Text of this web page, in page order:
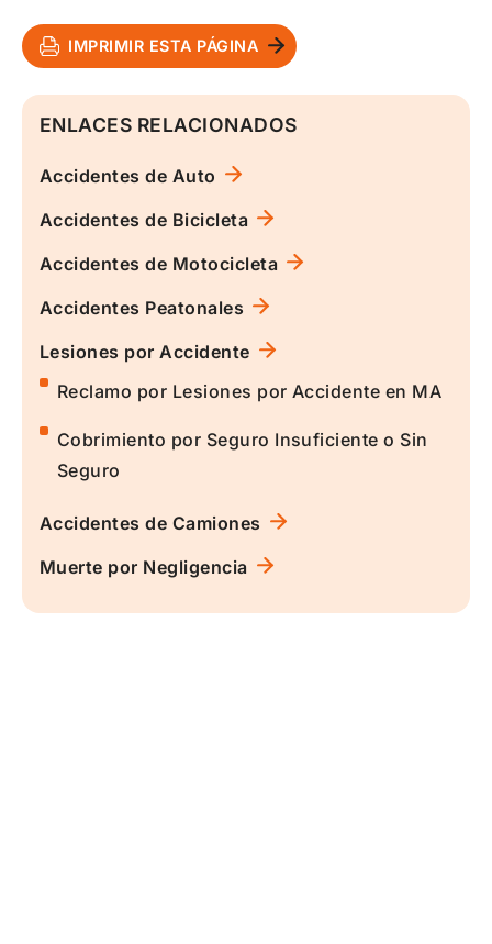
IMPRIMIR ESTA PÁGINA
ENLACES RELACIONADOS
Accidentes de Auto
Accidentes de Bicicleta
Accidentes de Motocicleta
Accidentes Peatonales
Lesiones por Accidente
Reclamo por Lesiones por Accidente en MA
Cobrimiento por Seguro Insuficiente o Sin
Seguro
Accidentes de Camiones
Muerte por Negligencia